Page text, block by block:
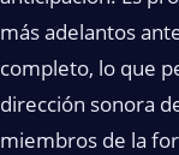
más adelantos
completo, lo que
dirección sonora
miembros de la